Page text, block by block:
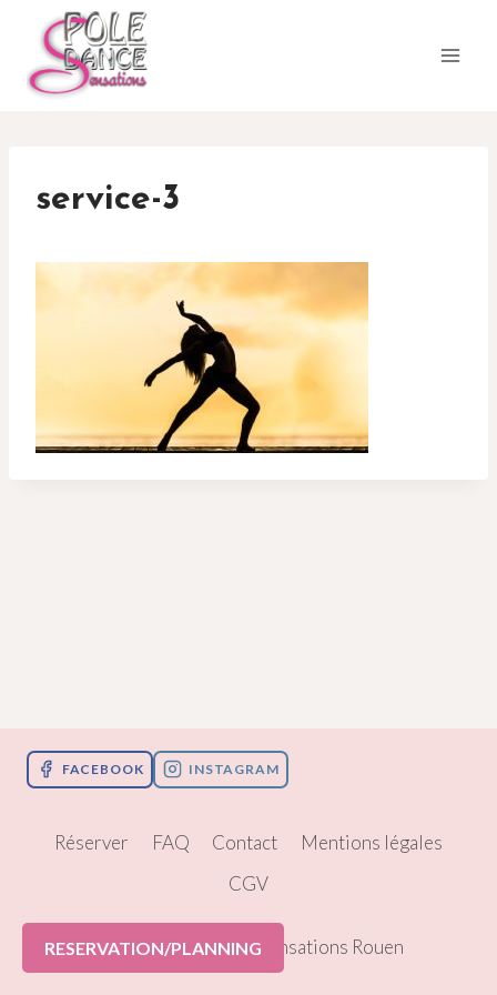
contenu
service-3
FACEBOOK INSTAGRAM
Réserver FAQ Contact
Mentions légales
CGV
© 2026 Pole Dance Sensations Rouen
RESERVATION/PLANNING